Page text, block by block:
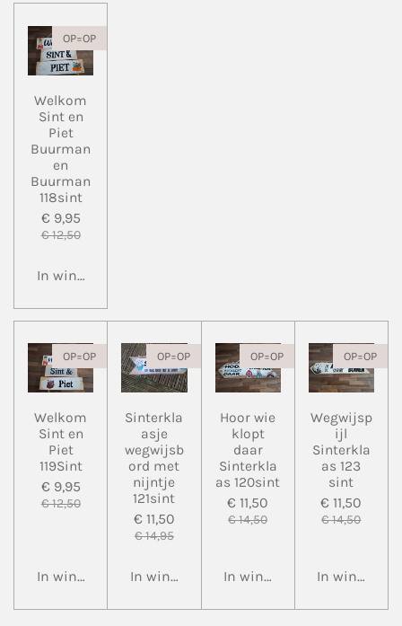
OP=OP
Welkom
Sint en
Piet
Buurman
en
Buurman
118sint
€ 9,95
€ 12,50
In winkelwagen
OP=OP
Welkom
Sint en
Piet
119Sint
€ 9,95
€ 12,50
In winkelwagen
OP=OP
Sinterkla
asje
wegwijsb
ord met
nijntje
121sint
€ 11,50
€ 14,95
In winkelwagen
OP=OP
Hoor wie
klopt
daar
Sinterkla
as 120sint
€ 11,50
€ 14,50
In winkelwagen
OP=OP
Wegwijsp
ijl
Sinterkla
as 123
sint
€ 11,50
€ 14,50
In